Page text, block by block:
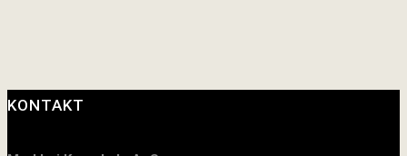
KONTAKT